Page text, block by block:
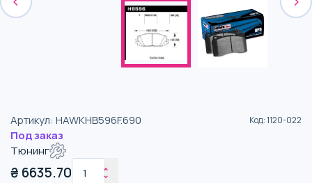
Артикул: HAWKHB596F.690 Код:1120-022
Под заказ
Тюнинг
₴ 6635.70